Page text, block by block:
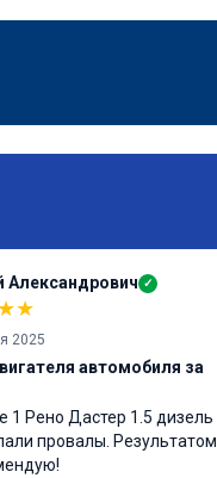
Александрович ✓
★
2025
автомобиля за
1 Рено Дастер 1.5 дизель
провалы. Результатом